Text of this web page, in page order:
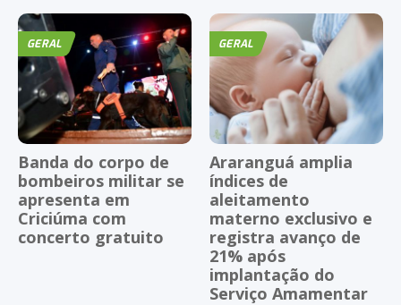
GERAL
Banda do corpo de
bombeiros militar se
apresenta em
Criciúma com
concerto gratuito
GERAL
Araranguá amplia
índices de
aleitamento
materno exclusivo e
registra avanço de
21% após
implantação do
Serviço Amamentar